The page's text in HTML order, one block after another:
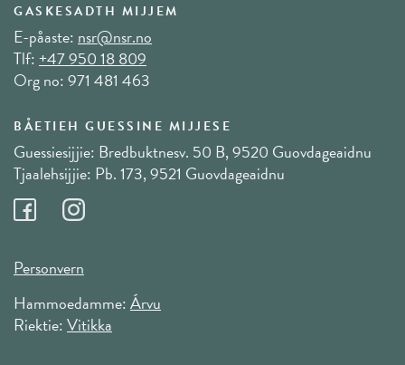
GASKESADTH MIJJEM
E-påaste: nsr@nsr.no
Tlf:+47 950 18 809
Org no: 971 481 463
BÅETIEH GUESSINE MIJJESE
Guessiesijjie: Bredbuktnesv. 50 B, 9520 Guovdageaidnu
Tjaalehsijjie: Pb. 173, 9521 Guovdageaidnu
Personvern
Hammoedamme:Árvu
Riektie:Vitikka